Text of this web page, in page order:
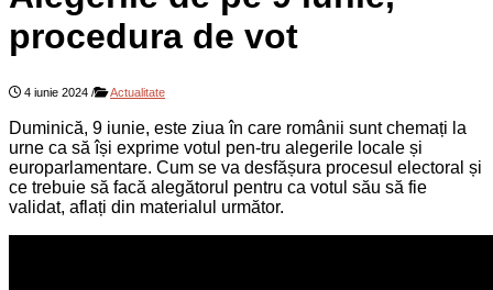
procedura de vot
4 iunie 2024 / Actualitate
Duminică, 9 iunie, este ziua în care românii sunt chemați la
urne ca să își exprime votul pen-tru alegerile locale și
europarlamentare. Cum se va desfășura procesul electoral și
ce trebuie să facă alegătorul pentru ca votul său să fie
validat, aflați din materialul următor.